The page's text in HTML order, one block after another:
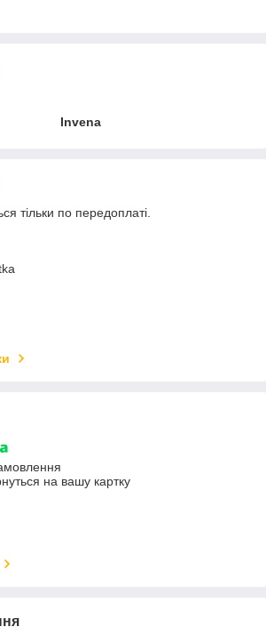
Invena
тільки по передоплаті.
на вашу картку